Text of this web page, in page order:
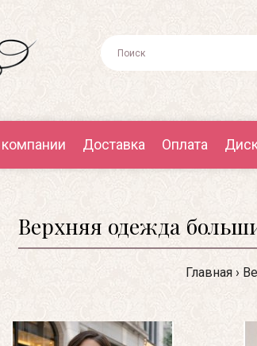
Доставка Оплата
Верхняя одежда
Главная